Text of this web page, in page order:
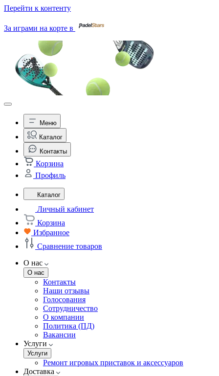
Перейти к контенту
За играми на корте в
Меню
Каталог
Контакты
Корзина
Профиль
Каталог
Личный кабинет
Корзина
Избранное
Сравнение товаров
О нас
О нас
Контакты
Наши отзывы
Голосования
Сотрудничество
О компании
Политика (ПД)
Вакансии
Услуги
Услуги
Ремонт игровых приставок и аксессуаров
Доставка